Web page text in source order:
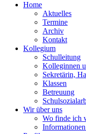
Home
Aktuelles
Termine
Archiv
Kontakt
Kollegium
Schulleitung
Kolleginnen
Sekretärin,
Klassen
Betreuung
Wir über uns
Wo finde ich